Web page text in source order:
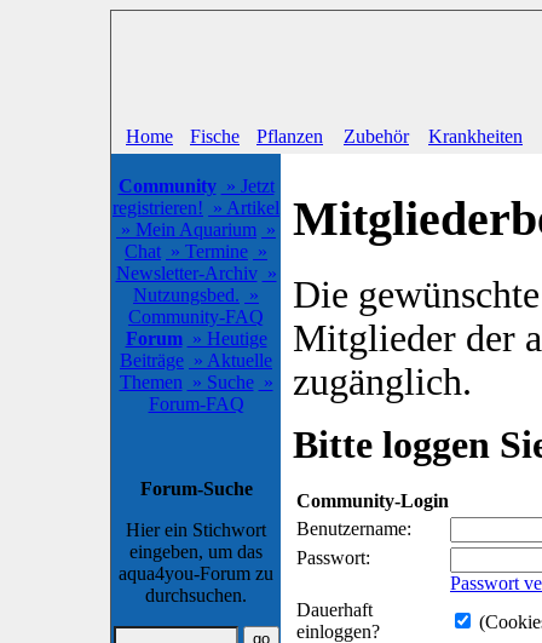
Home Fische Pflanzen Zubehör Krankheiten
Community » Jetzt
registrieren! » Artikel
» Mein Aquarium »
Chat » Termine »
Newsletter-Archiv »
Nutzungsbed. »
Community-FAQ
Forum » Heutige
Beiträge » Aktuelle
Themen » Suche »
Forum-FAQ
Forum-Suche
Hier ein Stichwort
eingeben, um das
aqua4you-Forum zu
durchsuchen.
Die
Mitglieder der
zugänglich.
Bitte loggen
Community-Login
Benutzername:
Passwort:
Passwort
Dauerhaft
einloggen?